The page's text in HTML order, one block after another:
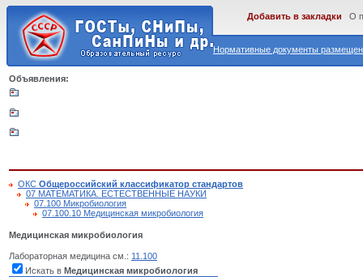
Нормативные документы
Добавить в закладки О
Объявления:
ОКС Общероссийский классификатор стандартов
07 МАТЕМАТИКА. ЕСТЕСТВЕННЫЕ НАУКИ
07.100 Микробиология
07.100.10 Медицинская микробиология
Медицинская микробиология
Лабораторная медицина см.: 11.100
Искать в Медицинская микробиология